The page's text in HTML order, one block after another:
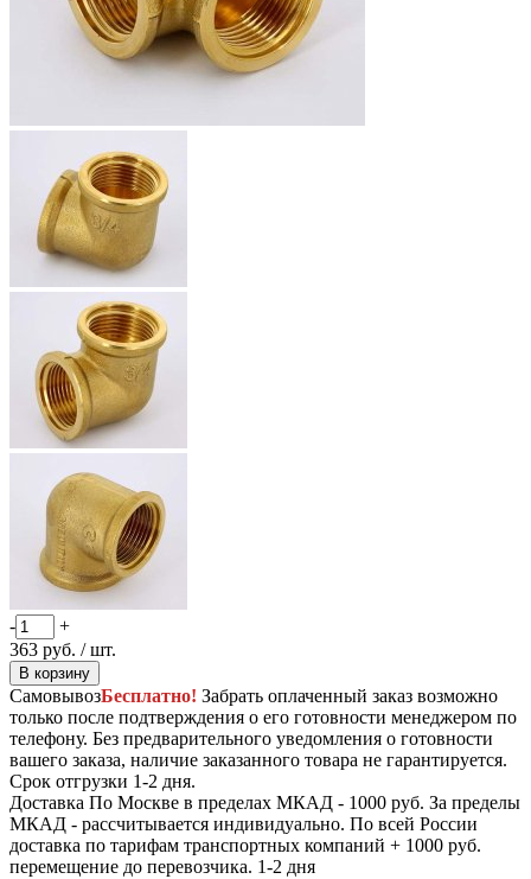
-
+
363 руб. / шт.
В корзину
СамовывозБесплатно! Забрать оплаченный заказ возможно
только после подтверждения о его готовности менеджером по
телефону. Без предварительного уведомления о готовности
вашего заказа, наличие заказанного товара не гарантируется.
Срок отгрузки 1-2 дня.
Доставка По Москве в пределах МКАД - 1000 руб. За пределы
МКАД - рассчитывается индивидуально. По всей России
доставка по тарифам транспортных компаний + 1000 руб.
перемещение до перевозчика. 1-2 дня